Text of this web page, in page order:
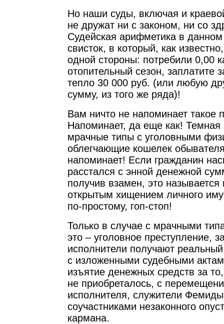
Но наши суды, включая и
не дружат ни с законом, ни со
Судейская арифметика в данном
свисток, в который, как
одной стороны: потребили 0,00
отопительный сезон, заплатите
тепло 30 000 руб. (или любую
сумму, из того же ряда)!
Вам ничто не напоминает такое
Напоминает, да еще как! Темная
мрачные типы с уголовными
облегчающие кошелек
напоминает! Если гражданин
расстался с энной денежной
получив взамен, это называется
открытым хищением личного
по-простому, гоп-стоп!
Только в случае с мрачными
это – уголовное преступление,
исполнители получают
с изложенными судебными
изъятие денежных средств за
не приобреталось, с
исполнителя, служители
соучастниками незаконного
кармана.